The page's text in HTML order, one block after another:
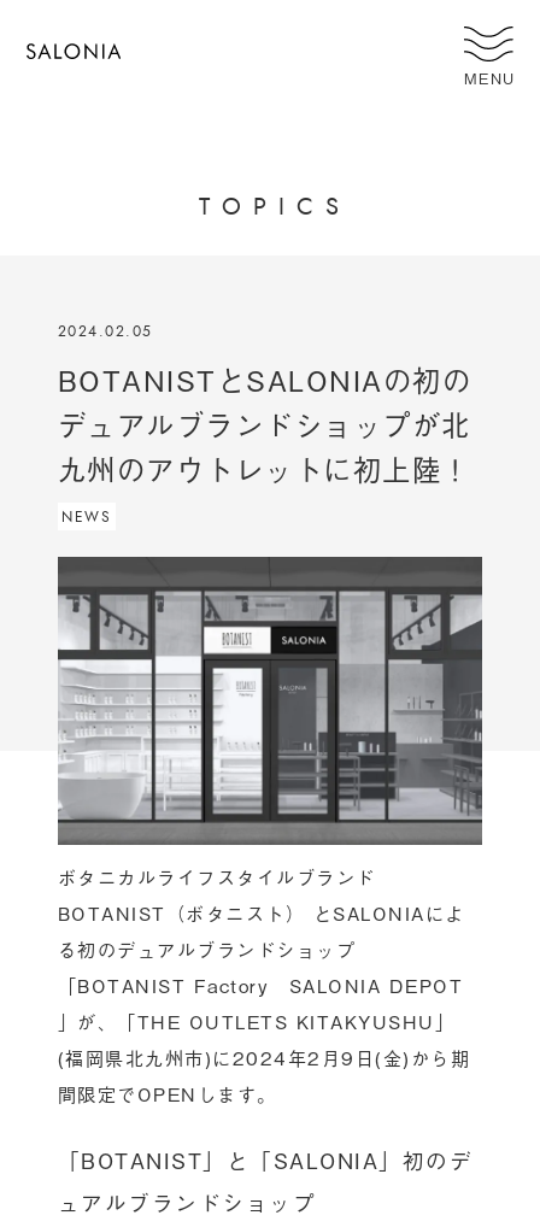
MENU
T O P I C S
2024.02.05
BOTANISTとSALONIAの初の
デュアルブランドショップが北
九州のアウトレットに初上陸！
NEWS
ボタニカルライフスタイルブランド
BOTANIST（ボタニスト） とSALONIAによ
る初のデュアルブランドショップ
「BOTANIST Factory SALONIA DEPOT
」が、「THE OUTLETS KITAKYUSHU」
(福岡県北九州市)に2024年2月9日(金)から期
間限定でOPENします。
「BOTANIST」と「SALONIA」初のデ
ュアルブランドショップ